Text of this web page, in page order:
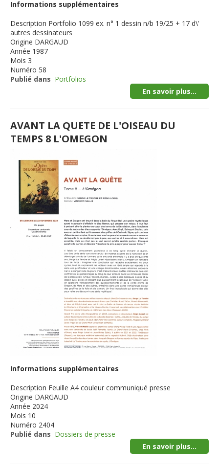
Informations supplémentaires
Description Portfolio 1099 ex. n° 1 dessin n/b 19/25 + 17 d\'
autres dessinateurs
Origine DARGAUD
Année 1987
Mois 3
Numéro 58
Publié dans Portfolios
En savoir plus...
AVANT LA QUETE DE L'OISEAU DU
TEMPS 8 L'OMEGON
Informations supplémentaires
Description Feuille A4 couleur communiqué presse
Origine DARGAUD
Année 2024
Mois 10
Numéro 2404
Publié dans Dossiers de presse
En savoir plus...